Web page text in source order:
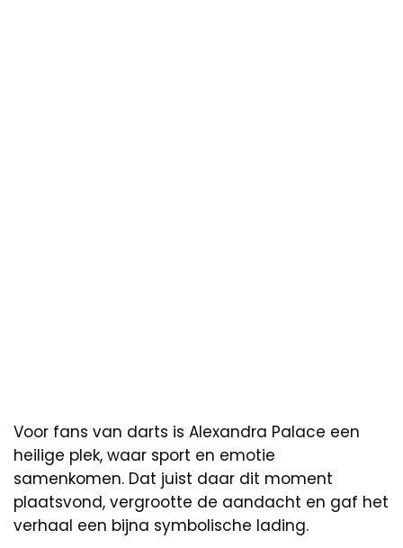
Voor fans van darts is Alexandra Palace een
heilige plek, waar sport en emotie
samenkomen. Dat juist daar dit moment
plaatsvond, vergrootte de aandacht en gaf het
verhaal een bijna symbolische lading.